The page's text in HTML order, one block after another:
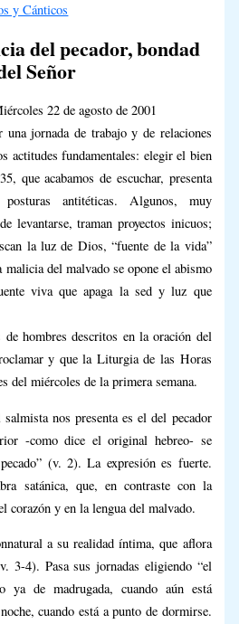
y Cánticos
del pecador, bondad
Señor
22 de agosto de 2001
jornada de trabajo y de relaciones
actitudes fundamentales: elegir el bien
que acabamos de escuchar, presenta
posturas antitéticas. Algunos, muy
levantarse, traman proyectos inicuos;
la luz de Dios, “fuente de la vida”
del malvado se opone el abismo
viva que apaga la sed y luz que
hombres descritos en la oración del
y que la Liturgia de las Horas
del miércoles de la primera semana.
nos presenta es el del pecador
-como dice el original hebreo- se
(v. 2). La expresión es fuerte.
satánica, que, en contraste con la
corazón y en la lengua del malvado.
a su realidad íntima, que aflora
3-4). Pasa sus jornadas eligiendo “el
ya de madrugada, cuando aún está
cuando está a punto de dormirse.